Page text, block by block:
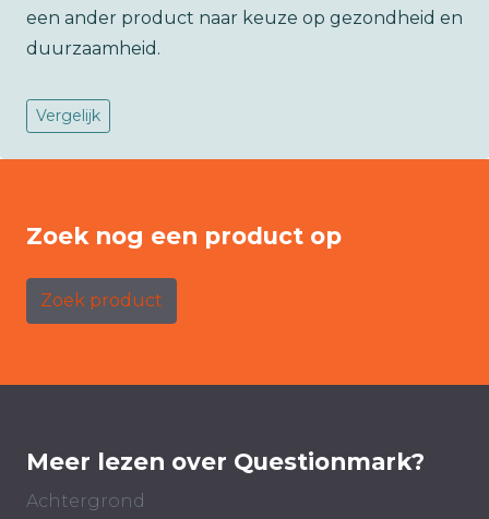
een ander product naar keuze op gezondheid en
duurzaamheid.
Vergelijk
Zoek nog een product op
Zoek product
Meer lezen over Questionmark?
Achtergrond